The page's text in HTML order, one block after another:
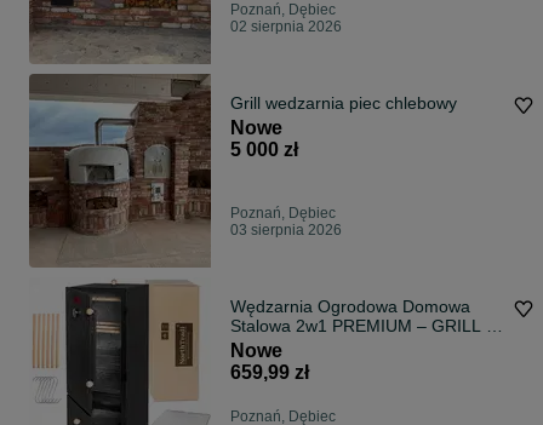
Poznań, Dębiec
02 sierpnia 2026
Grill wedzarnia piec chlebowy
Nowe
5 000 zł
Poznań, Dębiec
03 sierpnia 2026
Wędzarnia Ogrodowa Domowa
Stalowa 2w1 PREMIUM – GRILL +
WĘDZARNIA
Nowe
659,99 zł
Poznań, Dębiec